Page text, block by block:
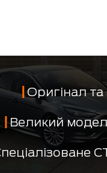
Оригінал та
Великий